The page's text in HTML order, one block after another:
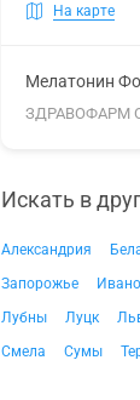
На карте
Мелатонин
ЗДРАВОФАРМ
Искать в
Александрия
Запорожье
Лубны
Луцк
Смела
Сумы